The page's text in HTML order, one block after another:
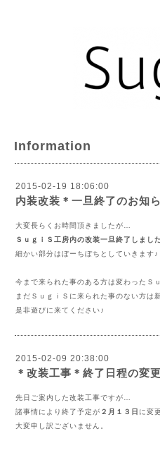
Information
2015-02-19 18:06:00
内装改装＊一旦終了のお知
大変長らくお時間頂きましたが…
ＳｕｇｉＳ工房内の改装一旦終了しまし
細かい部分はぼーちぼちとしていきます♪
今まで来られた事のある方は変わったＳ
まだＳｕｇｉＳに来られた事のない方は
是非遊びに来てください♪
2015-02-09 20:38:00
＊改装工事＊終了日程の変更
先日ご案内した改装工事ですが…
諸事情により終了予定が ２月１３日 に変
大変申し訳ございません。